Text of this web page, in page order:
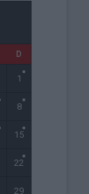
D
1
8
15
22
29